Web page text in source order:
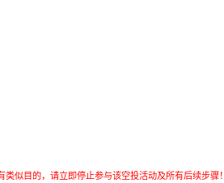
似目的，请立即停止参与该空投活动及所有后续步骤！